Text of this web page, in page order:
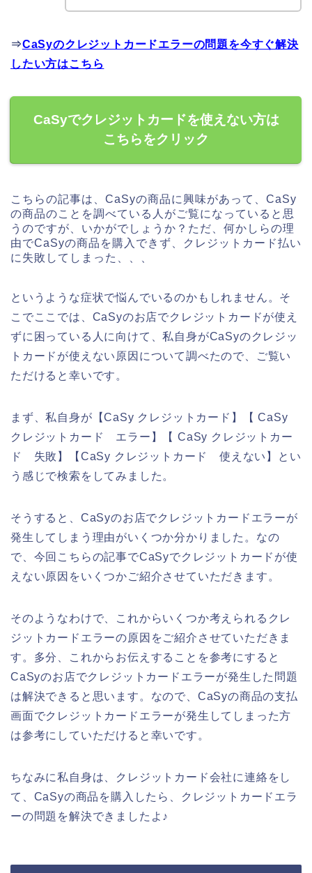
⇒CaSyのクレジットカードエラーの問題を今すぐ解決
したい方はこちら
CaSyでクレジットカードを使えない方は
こちらをクリック
こちらの記事は、CaSyの商品に興味があって、CaSy
の商品のことを調べている人がご覧になっていると思
うのですが、いかがでしょうか？ただ、何かしらの理
由でCaSyの商品を購入できず、クレジットカード払い
に失敗してしまった、、、
というような症状で悩んでいるのかもしれません。そ
こでここでは、CaSyのお店でクレジットカードが使え
ずに困っている人に向けて、私自身がCaSyのクレジッ
トカードが使えない原因について調べたので、ご覧い
ただけると幸いです。
まず、私自身が【CaSy クレジットカード】【 CaSy
クレジットカード エラー】【 CaSy クレジットカー
ド 失敗】【CaSy クレジットカード 使えない】とい
う感じで検索をしてみました。
そうすると、CaSyのお店でクレジットカードエラーが
発生してしまう理由がいくつか分かりました。なの
で、今回こちらの記事でCaSyでクレジットカードが使
えない原因をいくつかご紹介させていただきます。
そのようなわけで、これからいくつか考えられるクレ
ジットカードエラーの原因をご紹介させていただきま
す。多分、これからお伝えすることを参考にすると
CaSyのお店でクレジットカードエラーが発生した問題
は解決できると思います。なので、CaSyの商品の支払
画面でクレジットカードエラーが発生してしまった方
は参考にしていただけると幸いです。
ちなみに私自身は、クレジットカード会社に連絡をし
て、CaSyの商品を購入したら、クレジットカードエラ
ーの問題を解決できましたよ♪